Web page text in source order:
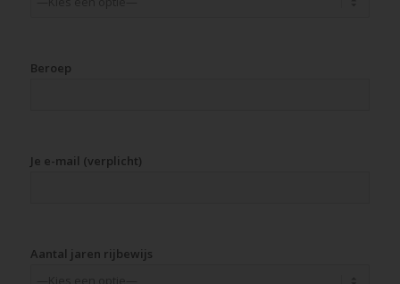
Beroep
Je e-mail (verplicht)
Aantal jaren rijbewijs